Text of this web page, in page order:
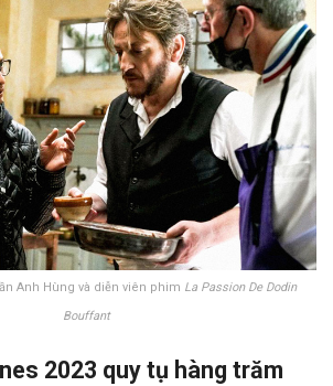
Anh Hùng và diễn viên phim La Passion De Dodin
Bouffant
2023 quy tụ hàng trăm